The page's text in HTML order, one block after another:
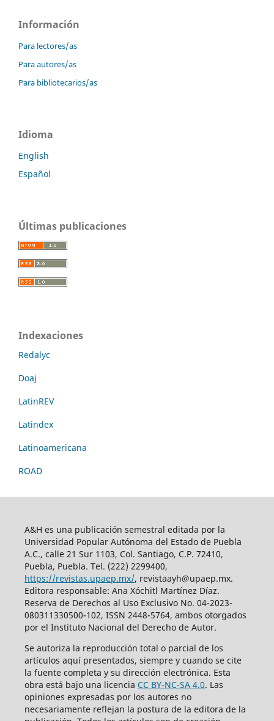
Información
Para lectores/as
Para autores/as
Para bibliotecarios/as
Idioma
English
Español
Últimas publicaciones
Indexaciones
Redalyc
Doaj
LatinREV
Latindex
Latinoamericana
ROAD
A&H es una publicación semestral editada por la
Universidad Popular Autónoma del Estado de Puebla
A.C., calle 21 Sur 1103, Col. Santiago, C.P. 72410,
Puebla, Puebla. Tel. (222) 2299400,
https://revistas.upaep.mx/, revistaayh@upaep.mx.
Editora responsable: Ana Xóchitl Martínez Díaz.
Reserva de Derechos al Uso Exclusivo No. 04-2023-
080311330500-102, ISSN 2448-5764, ambos otorgados
por el Instituto Nacional del Derecho de Autor.
Se autoriza la reproducción total o parcial de los
artículos aquí­ presentados, siempre y cuando se cite
la fuente completa y su dirección electrónica. Esta
obra está bajo una licencia CC BY-NC-SA 4.0. Las
opiniones expresadas por los autores no
necesariamente reflejan la postura de la editora de la